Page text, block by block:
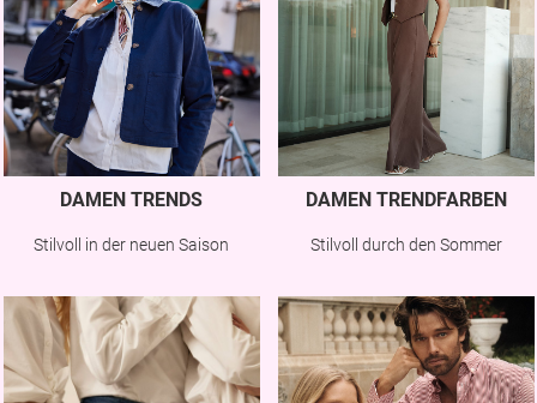
DAMEN TRENDS
Stilvoll in der neuen Saison
DAMEN TRENDFARBEN
Stilvoll durch den Sommer